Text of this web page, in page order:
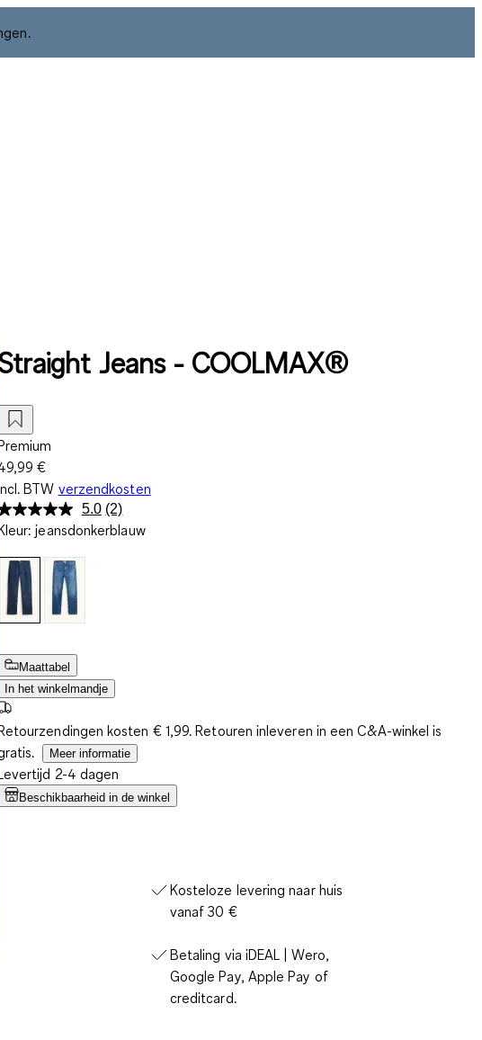
Jeans - COOLMAX®
€
BTW verzendkosten
5.0 Lees
2
(2)
: jeansdonkerblauw
Maattabel
In het winkelmandje
kosten € 1,99. Retouren inleveren in een C&A-winkel is
Meer informatie
2-4 dagen
Beschikbaarheid in de winkel
Kosteloze levering naar huis
vanaf 30 €
Betaling via iDEAL | Wero,
Google Pay, Apple Pay of
creditcard.